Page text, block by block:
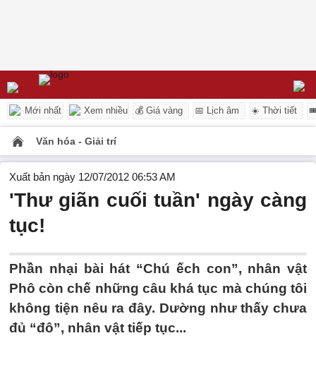
Mới nhất Xem nhiều 💰 Giá vàng 📅 Lịch âm ☀️ Thời tiết
Văn hóa - Giải trí
Xuất bản ngày 12/07/2012 06:53 AM
'Thư giãn cuối tuần' ngày càng
tục!
Phần nhại bài hát “Chú ếch con”, nhân vật
Phô còn chế những câu khá tục mà chúng tôi
không tiện nêu ra đây. Dường như thấy chưa
đủ “đô”, nhân vật tiếp tục...